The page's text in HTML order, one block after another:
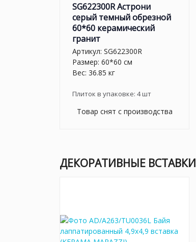
SG622300R Астрони
серый темный обрезной
60*60 керамический
гранит
Артикул: SG622300R
Размер: 60*60 см
Вес: 36.85 кг
Плиток в упаковке: 4шт
Товар снят с производства
ДЕКОРАТИВНЫЕ ВСТАВКИ